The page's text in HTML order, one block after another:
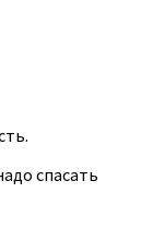
спасать